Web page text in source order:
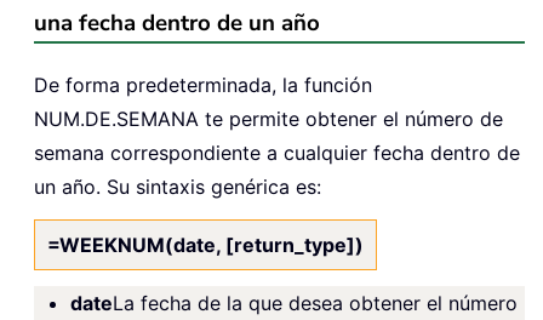
una fecha dentro de un año
De forma predeterminada, la función
NUM.DE.SEMANA te permite obtener el número de
semana correspondiente a cualquier fecha dentro de
un año. Su sintaxis genérica es:
=WEEKNUM(date, [return_type])
dateLa fecha de la que desea obtener el número